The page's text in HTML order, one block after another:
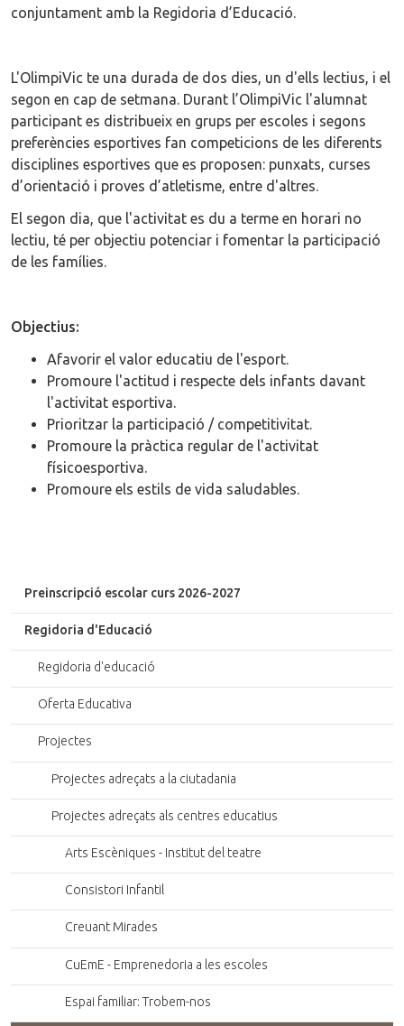
conjuntament amb la Regidoria d’Educació.
L'OlimpiVic te una durada de dos dies, un d'ells lectius, i el
segon en cap de setmana. Durant l’OlimpiVic l'alumnat
participant es distribueix en grups per escoles i segons
preferències esportives fan competicions de les diferents
disciplines esportives que es proposen: punxats, curses
d’orientació i proves d’atletisme, entre d'altres.
El segon dia, que l'activitat es du a terme en horari no
lectiu, té per objectiu potenciar i fomentar la participació
de les famílies.
Objectius:
Afavorir el valor educatiu de l'esport.
Promoure l'actitud i respecte dels infants davant
l'activitat esportiva.
Prioritzar la participació / competitivitat.
Promoure la pràctica regular de l'activitat
físicoesportiva.
Promoure els estils de vida saludables.
Preinscripció escolar curs 2026-2027
Regidoria d'Educació
Regidoria d'educació
Oferta Educativa
Projectes
Projectes adreçats a la ciutadania
Projectes adreçats als centres educatius
Arts Escèniques - Institut del teatre
Consistori Infantil
Creuant Mirades
CuEmE - Emprenedoria a les escoles
Espai familiar: Trobem-nos